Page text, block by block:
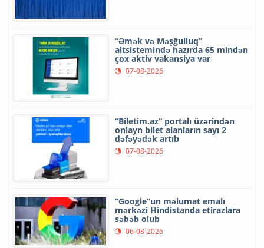
“Əmək və Məşğulluq”
altsistemində hazırda 65 mindən
çox aktiv vakansiya var
07-08-2026
“Biletim.az” portalı üzərindən
onlayn bilet alanların sayı 2
dəfəyədək artıb
07-08-2026
“Google”un məlumat emalı
mərkəzi Hindistanda etirazlara
səbəb olub
06-08-2026